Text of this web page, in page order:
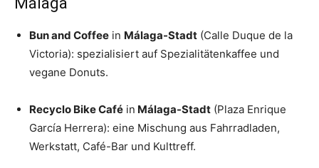
Bun and Coffee in Málaga-Stadt (Calle Duque de la
Victoria): spezialisiert auf Spezialitätenkaffee und
vegane Donuts.
Recyclo Bike Café in Málaga-Stadt (Plaza Enrique
García Herrera): eine Mischung aus Fahrradladen,
Werkstatt, Café-Bar und Kulttreff.